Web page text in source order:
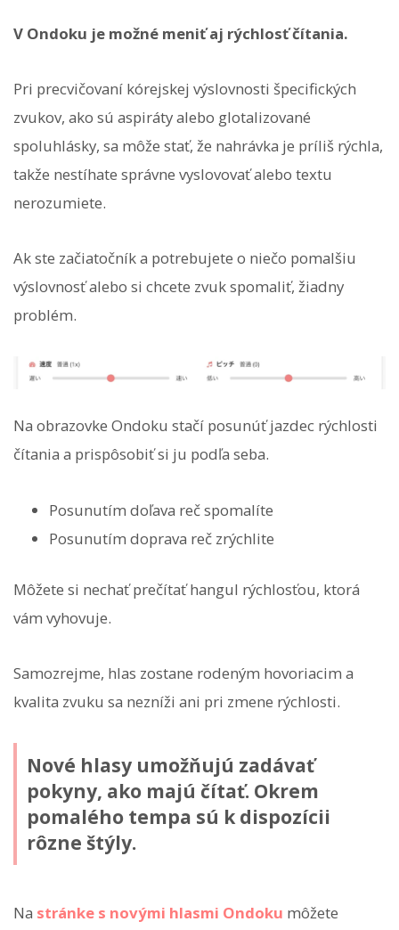
V Ondoku je možné meniť aj rýchlosť čítania.
Pri precvičovaní kórejskej výslovnosti špecifických
zvukov, ako sú aspiráty alebo glotalizované
spoluhlásky, sa môže stať, že nahrávka je príliš rýchla,
takže nestíhate správne vyslovovať alebo textu
nerozumiete.
Ak ste začiatočník a potrebujete o niečo pomalšiu
výslovnosť alebo si chcete zvuk spomaliť, žiadny
problém.
Na obrazovke Ondoku stačí posunúť jazdec rýchlosti
čítania a prispôsobiť si ju podľa seba.
Posunutím doľava reč spomalíte
Posunutím doprava reč zrýchlite
Môžete si nechať prečítať hangul rýchlosťou, ktorá
vám vyhovuje.
Samozrejme, hlas zostane rodeným hovoriacim a
kvalita zvuku sa nezníži ani pri zmene rýchlosti.
Nové hlasy umožňujú zadávať
pokyny, ako majú čítať. Okrem
pomalého tempa sú k dispozícii
rôzne štýly.
Na stránke s novými hlasmi Ondoku môžete